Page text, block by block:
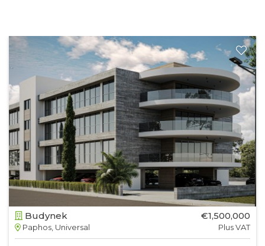
Budynek
Paphos, Universal
€1,500,000
Plus VAT